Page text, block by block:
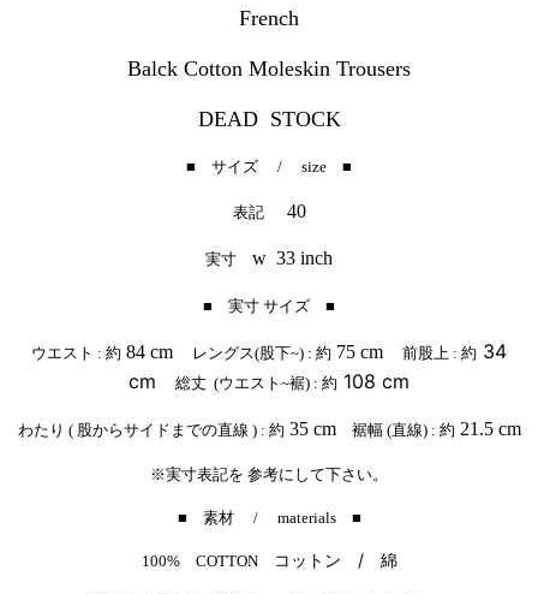
French
Balck Cotton Moleskin Trousers
DEAD STOCK
■ サイズ / size ■
表記 40
実寸 w 33 inch
■ 実寸 サイズ ■
ウエスト : 約 84 cm レングス(股下~) : 約 75 cm 前股上 : 約 34
cm
総丈 (ウエスト~裾) : 約 108 cm
わたり ( 股からサイドまでの直線 ) : 約 35 cm 裾幅 (直線) : 約 21.5 cm
※実寸表記を 参考にして下さい。
■ 素材 / materials ■
100% COTTON コットン / 綿